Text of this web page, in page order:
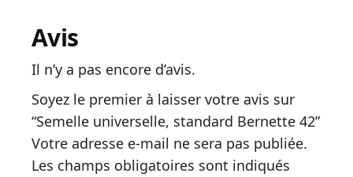
Avis
Il n’y a pas encore d’avis.
Soyez le premier à laisser votre avis sur
“Semelle universelle, standard Bernette 42”
Votre adresse e-mail ne sera pas publiée.
Les champs obligatoires sont indiqués